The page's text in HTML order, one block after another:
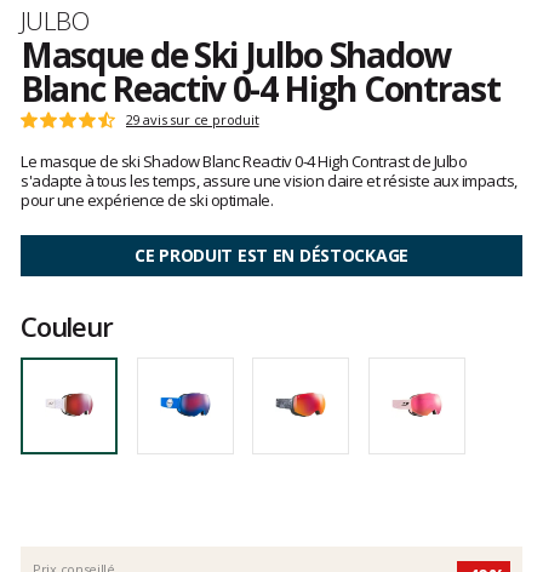
Marque
JULBO
Masque de Ski Julbo Shadow
Blanc Reactiv 0-4 High Contrast
Les
clients
Note
:
4.7
sur
5
29 avis sur ce produit
Le masque de ski Shadow Blanc Reactiv 0-4 High Contrast de Julbo
s'adapte à tous les temps, assure une vision claire et résiste aux impacts,
pour une expérience de ski optimale.
CE PRODUIT EST EN DÉSTOCKAGE
Couleur